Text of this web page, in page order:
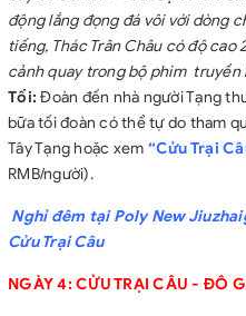
động lắng đọng đá vôi với dòng
tiếng, Thác Trân Châu có độ
cảnh quay trong bộ phim truyền
Tối:Đoàn đến nhà người Tạng
bữa tối đoàn có thể tự do tham
Tây Tạng hoặc xem “Cửu Trại
RMB/người).
Nghỉ đêm tại Poly New
Cửu Trại Câu
NGÀY 4: CỬU TRẠI CÂU - ĐÔ